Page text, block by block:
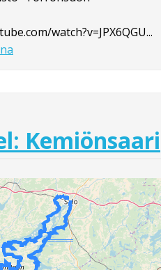
watch?v=JPX6QGU...
Kemiönsaari